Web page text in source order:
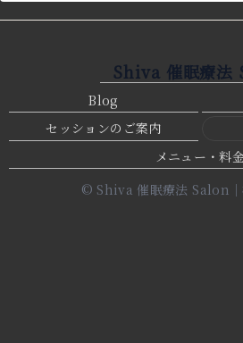
Shiva 催眠療法
Blog
セッションのご案内
メニュー・料金
© Shiva 催眠療法 Salon｜